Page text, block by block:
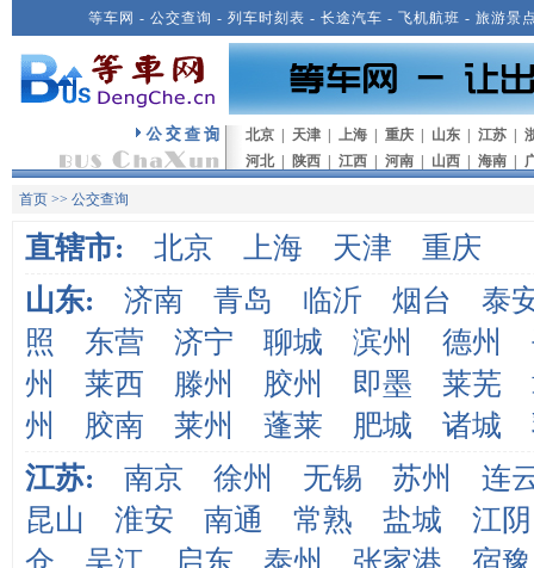
等车网 - 公交查询 - 列车时刻表 - 长途汽车 - 飞机航班 - 旅游景
北京 天津 上海 重庆 山东 江苏
河北
陕西 江西 河南 山西 海南
首页 >> 公交查询
直辖市: 北京 上海 天津
重庆
山东:
济南 青岛 临沂 烟台
泰
照
东营 济宁 聊城 滨州 德州
州
莱西 滕州 胶州 即墨 莱芜
州
胶南 莱州 蓬莱 肥城 诸城
江苏:
南京 徐州 无锡 苏州
连
昆山
淮安 南通 常熟 盐城
江阴
仓
吴江 启东 泰州 张家港
宿豫